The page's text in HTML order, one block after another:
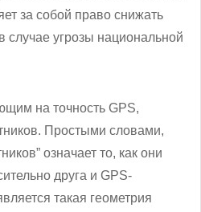
за собой право снижать
случае угрозы национальной
на точность GPS,
Простыми словами,
означает то, как они
друга и GPS-
такая геометрия